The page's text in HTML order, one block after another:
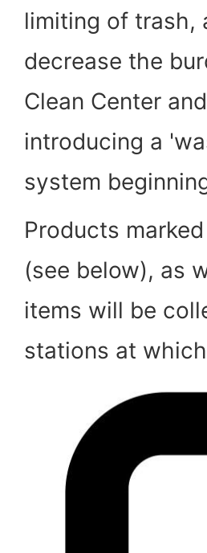
limiting of trash,
decrease the
Clean Center
introducing a
system
Products
(see below), as
items will be
stations at